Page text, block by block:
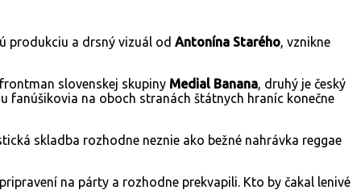
produkciu a drsný vizuál od Antonína Starého, vznikne
slovenskej skupiny Medial Banana, druhý je český
fanúšikovia na oboch stranách štátnych hraníc konečne
skladba rozhodne neznie ako bežné nahrávka reggae
na párty a rozhodne prekvapili. Kto by čakal lenivé